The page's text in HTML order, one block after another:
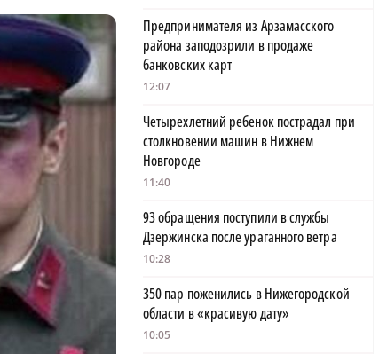
Предпринимателя из Арзамасского
района заподозрили в продаже
банковских карт
12:07
Четырехлетний ребенок пострадал при
столкновении машин в Нижнем
Новгороде
11:40
93 обращения поступили в службы
Дзержинска после ураганного ветра
10:28
350 пар поженились в Нижегородской
области в «красивую дату»
10:05